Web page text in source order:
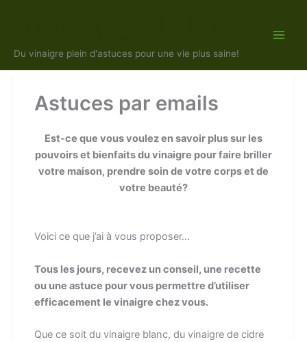
Du vinaigre plein d'astuces pour une vie plus saine!
Astuces par emails
Est-ce que vous voulez en savoir plus sur les
pouvoirs et bienfaits du vinaigre pour faire briller
votre maison, prendre soin de votre corps et de
votre beauté?
Voici ce que j’ai à vous proposer…
Tous les jours, recevez un conseil, une recette
ou une astuce pour vous permettre d’utiliser
efficacement le vinaigre chez vous.
Que ce soit du vinaigre blanc, du vinaigre de cidre